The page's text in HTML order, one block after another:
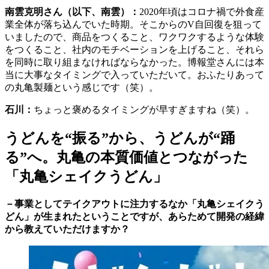
南雲克明さん（以下、南雲）： 2020年頃はコロナ禍で外食産
業全体が落ち込んでいた時期。そこからのV自回復を狙って
いましたので、商品をつくること、ワクワクするような体験
をつくること、社内のモチベーションを上げること、それら
を同時に取り組まなければならなかった。博報堂さんには本
当に大事なタイミングで入っていただいて。おふたりあって
の丸亀製麺という感じです（笑）。
⽯川： ちょっと褒めるタイミングが早すぎますね（笑）。
うどんを“振る”から、うどんが“踊
る”へ。丸亀の本質価値とつながった
「丸亀シェイクうどん」
－事業としてテイクアウトに注力するなか「丸亀シェイクう
どん」が生まれたということですが、あらためて開発の経緯
から教えていただけますか？